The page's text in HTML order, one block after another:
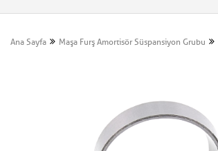
Ana Sayfa Maşa Furş Amortisör Süspansiyon Grubu